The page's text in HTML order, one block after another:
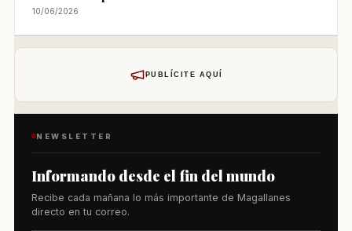
10/06/2026
PUBLÍCITE AQUÍ
NEWSLETTER
Informando desde el fin del mundo
Recibe cada mañana lo más importante de Magallanes
directo en tu correo.